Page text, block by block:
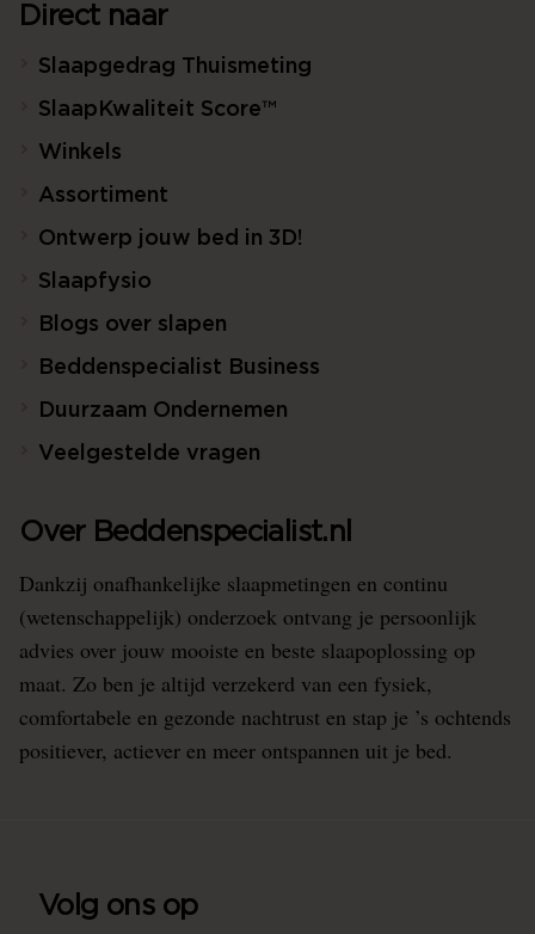
Direct naar
Slaapgedrag Thuismeting
SlaapKwaliteit Score™
Winkels
Assortiment
Ontwerp jouw bed in 3D!
Slaapfysio
Blogs over slapen
Beddenspecialist Business
Duurzaam Ondernemen
Veelgestelde vragen
Over Beddenspecialist.nl
Dankzij onafhankelijke slaapmetingen en continu
(wetenschappelijk) onderzoek ontvang je persoonlijk
advies over jouw mooiste en beste slaapoplossing op
maat. Zo ben je altijd verzekerd van een fysiek,
comfortabele en gezonde nachtrust en stap je ’s ochtends
positiever, actiever en meer ontspannen uit je bed.
Volg ons op